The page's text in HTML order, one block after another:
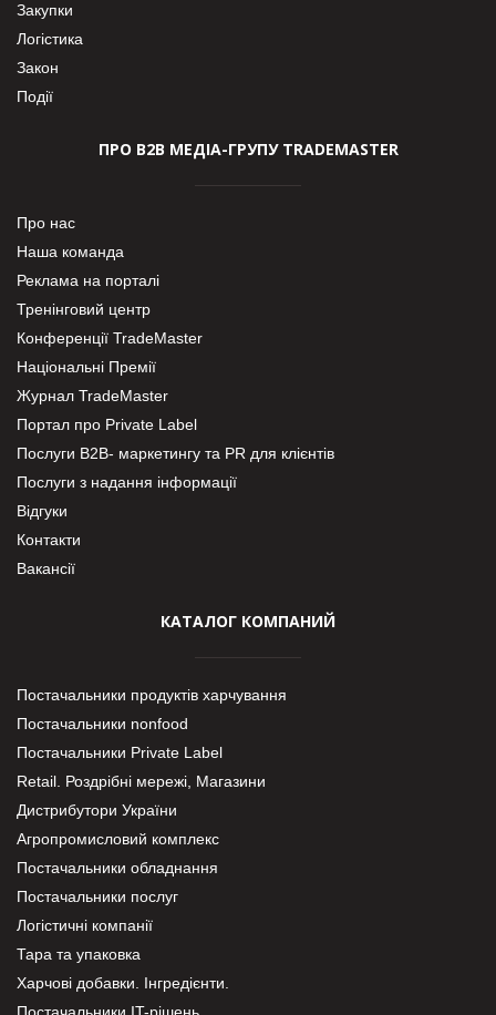
Закупки
Логістика
Закон
Події
ПРО В2В МЕДІА-ГРУПУ TRADEMASTER
Про нас
Наша команда
Реклама на порталі
Тренінговий центр
Конференції TradeMaster
Національні Премії
Журнал TradeMaster
Портал про Private Label
Послуги В2В- маркетингу та PR для клієнтів
Послуги з надання інформації
Відгуки
Контакти
Вакансії
КАТАЛОГ КОМПАНИЙ
Постачальники продуктів харчування
Постачальники nonfood
Постачальники Private Label
Retail. Роздрібні мережі, Магазини
Дистрибутори України
Агропромисловий комплекс
Постачальники обладнання
Постачальники послуг
Логістичні компанії
Тара та упаковка
Харчові добавки. Інгредієнти.